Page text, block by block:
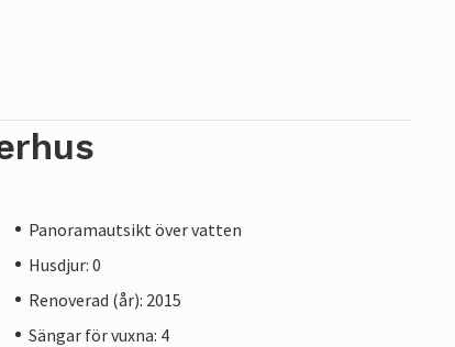
Panoramautsikt över vatten
Husdjur: 0
Renoverad (år): 2015
Sängar för vuxna: 4